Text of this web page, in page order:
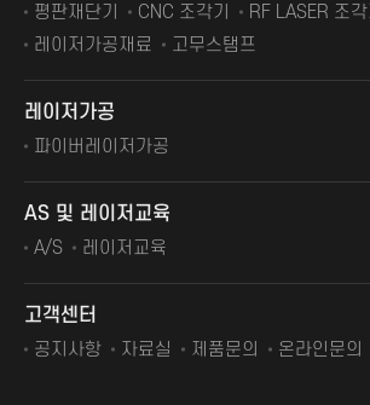
평판재단기
CNC 조각기 RF LASER 조각
레이저가공재료
고무스탬프
레이저가공
파이버레이저가공
AS 및 레이저교육
A/S 레이저교육
고객센터
공지사항 자료실 제품문의 온라인문의